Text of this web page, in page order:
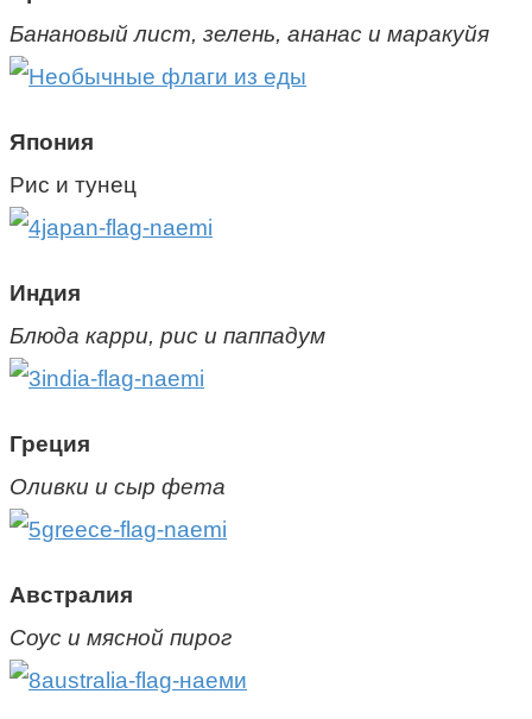
Банановый лист, зелень, ананас и маракуйя
Япония
Рис и тунец
Индия
Блюда карри, рис и паппадум
Греция
Оливки и сыр фета
Австралия
Соус и мясной пирог